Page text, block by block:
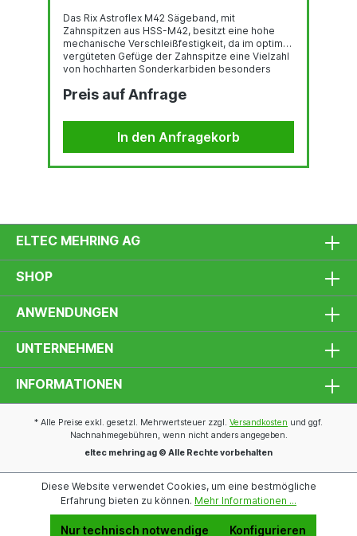
Das Rix Astroflex M42 Sägeband, mit
Zahnspitzen aus HSS-M42, besitzt eine hohe
mechanische Verschleißfestigkeit, da im optimal
vergüteten Gefüge der Zahnspitze eine Vielzahl
von hochharten Sonderkarbiden besonders
in einer temperaturbeständigen martensitischen
Umgebung und der hohe Kobaltgehalt stehen für
eine sehr gute thermische
Verschleißfestigkeit.Das Trägerband aus
hochlegiertem, chromhaltigen Federstahl ist der
Biegewechselfestigkeit. Der...
Preis auf Anfrage
In den Anfragekorb
ELTEC MEHRING AG
SHOP
ANWENDUNGEN
UNTERNEHMEN
INFORMATIONEN
* Alle Preise exkl. gesetzl. Mehrwertsteuer zzgl. Versandkosten und ggf.
Nachnahmegebühren, wenn nicht anders angegeben.
eltec mehring ag © Alle Rechte vorbehalten
Diese Website verwendet Cookies, um eine bestmögliche
Erfahrung bieten zu können. Mehr Informationen ...
Nur technisch notwendige Konfigurieren